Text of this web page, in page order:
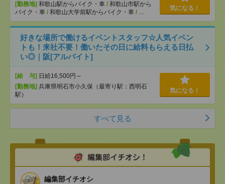
[勤務地] 和歌山駅からバイク・車 / 和歌山市駅から
バイク・車 / 和歌山大学前駅からバイク・車 / …
気になる！
好きな場所で働けるイベントスタッフ☆人気イベン
トも！来社不要！働いたその日に給料もらえる日払
い◎｜阪[アルバイト]
[給 与] 日給16,500円～
[勤務地] 兵庫県明石市小久保（最寄り駅：西明石
駅）
気になる！
すべて見る
編集部イチオシ